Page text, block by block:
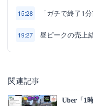
15:28 「ガチで終了1
19:27 昼ピークの売上
関連記事
Uber「1